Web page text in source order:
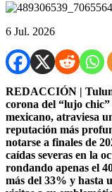
6 Jul. 2026
REDACCIÓN |
corona del “lujo
mexicano, atraviesa
reputación más
notarse a finales de
caídas severas en la
rondando apenas el
más del 33% y hasta